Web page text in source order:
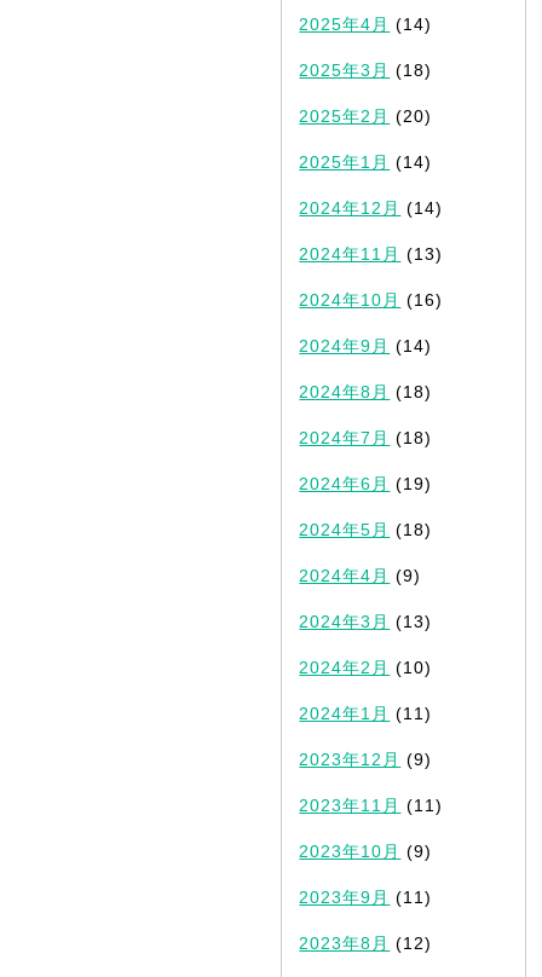
2025年4月 (14)
2025年3月 (18)
2025年2月 (20)
2025年1月 (14)
2024年12月 (14)
2024年11月 (13)
2024年10月 (16)
2024年9月 (14)
2024年8月 (18)
2024年7月 (18)
2024年6月 (19)
2024年5月 (18)
2024年4月 (9)
2024年3月 (13)
2024年2月 (10)
2024年1月 (11)
2023年12月 (9)
2023年11月 (11)
2023年10月 (9)
2023年9月 (11)
2023年8月 (12)